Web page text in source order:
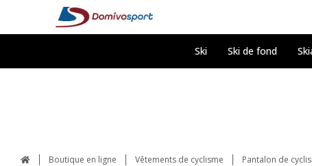
Ski Ski de fond
Boutique en ligne Vêtements de cyclisme Pantalon de